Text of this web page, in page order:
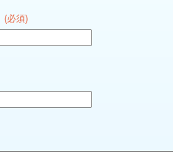
(必須)